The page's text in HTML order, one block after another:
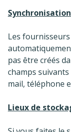
Les
pas être créés
champs
mail, téléphone
Lieux de